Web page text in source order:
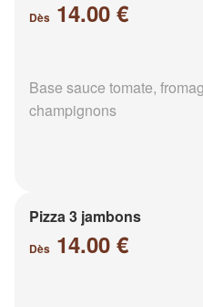
Dès 14.00 €
Base sauce tomate,
champignons
Pizza 3 jambons
Dès 14.00 €